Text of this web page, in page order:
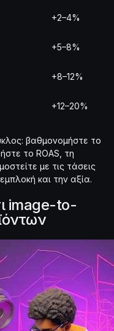
+2–4%
+5–8%
+8–12%
+12–20%
βαθμονομήστε το
το ROAS, τη
με τις τάσεις
και την αξία.
image-to-